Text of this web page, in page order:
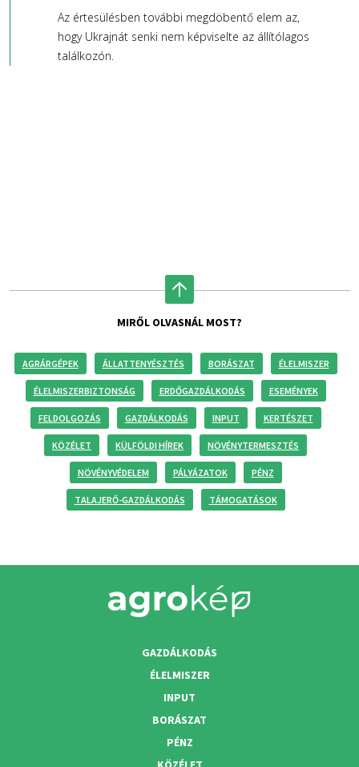
Az értesülésben további megdöbentő elem az,
hogy Ukrajnát senki nem képviselte az állítólagos
találkozón.
MIRŐL OLVASNÁL MOST?
AGRÁRGÉPEK ÁLLATTENYÉSZTÉS BORÁSZAT ÉLELMISZER
ÉLELMISZERBIZTONSÁG ERDŐGAZDÁLKODÁS ESEMÉNYEK
FELDOLGOZÁS GAZDÁLKODÁS INPUT KERTÉSZET
KÖZÉLET KÜLFÖLDI HÍREK NÖVÉNYTERMESZTÉS
NÖVÉNYVÉDELEM PÁLYÁZATOK PÉNZ
TALAJERŐ-GAZDÁLKODÁS TÁMOGATÁSOK
GAZDÁLKODÁS
ÉLELMISZER
INPUT
BORÁSZAT
PÉNZ